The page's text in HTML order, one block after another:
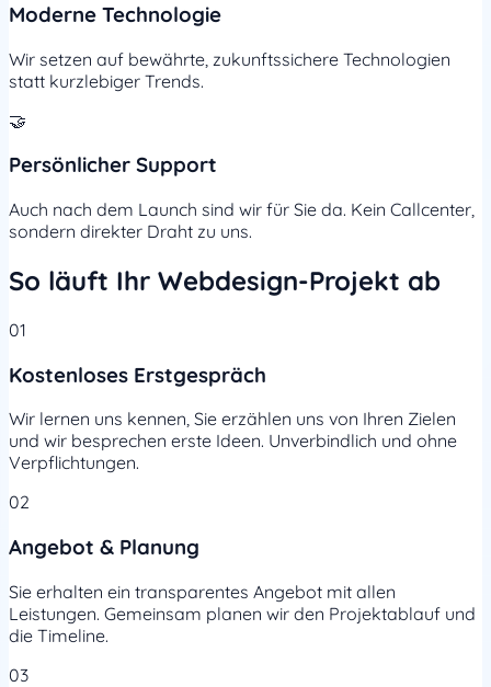
Moderne Technologie
Wir setzen auf bewährte, zukunftssichere Technologien
statt kurzlebiger Trends.
🤝
Persönlicher Support
Auch nach dem Launch sind wir für Sie da. Kein Callcenter,
sondern direkter Draht zu uns.
So läuft Ihr Webdesign-Projekt ab
01
Kostenloses Erstgespräch
Wir lernen uns kennen, Sie erzählen uns von Ihren Zielen
und wir besprechen erste Ideen. Unverbindlich und ohne
Verpflichtungen.
02
Angebot & Planung
Sie erhalten ein transparentes Angebot mit allen
Leistungen. Gemeinsam planen wir den Projektablauf und
die Timeline.
03